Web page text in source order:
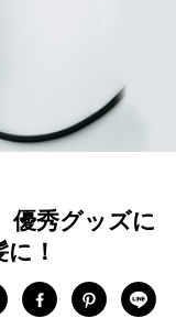
優秀グッズに
！